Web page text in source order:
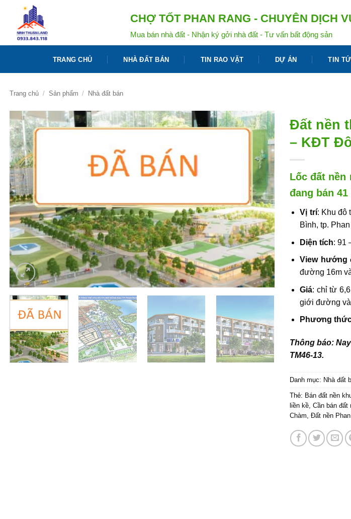
dung
CHỢ TỐT PHAN RANG - CHUYÊN DỊCH
Mua bán nhà đất - Nhận ký gởi nhà đất - Tư vấn bất động sản
TRANG CHỦ NHÀ ĐẤT BÁN TIN RAO VẶT DỰ ÁN TIN
Trang chủ / Sản phẩm / Nhà đất bán
Đất nền
– KĐT
Lốc đất nền
đang bán 41
Vị trí: Khu đô
Bình, tp.
Diện tích: 91
View hướng
đường 16m
Giá: chỉ từ
giới đường
Phương
Thông báo:
TM46-13.
Danh mục: Nhà đất
Thẻ: Bán đất nền
liền kề, Cần bán đất
Chàm Đất nền